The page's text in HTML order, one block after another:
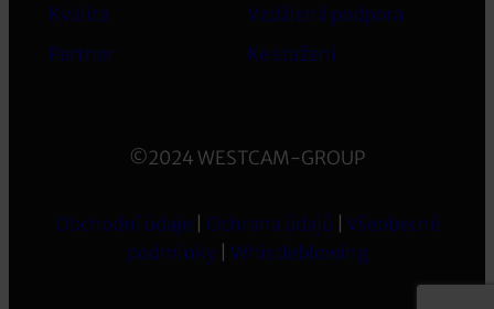
Kvalita
Partner
Vzdálená podpora
Ke stažení
©2024 WESTCAM-GROUP
Obchodní údaje | Ochrana údajů | Všeobecné
podmínky| Whistleblowing